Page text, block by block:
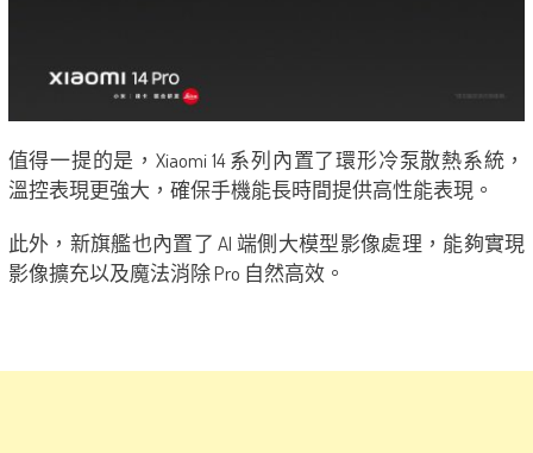
值得一提的是，Xiaomi 14 系列內置了環形冷泵散熱系統，
溫控表現更強大，確保手機能長時間提供高性能表現。
此外，新旗艦也內置了 AI 端側大模型影像處理，能夠實現
影像擴充以及魔法消除 Pro 自然高效。